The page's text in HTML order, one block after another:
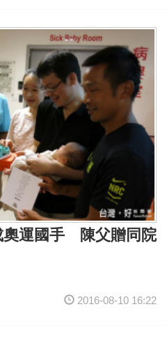
奧運國手 陳父贈同院
2016-08-10 16:22